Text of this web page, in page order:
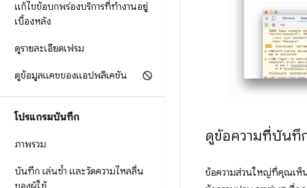
แก้ไขข้อบกพร่องบริการที่ทำงานอยู่
เบื้องหลัง
ดูรายละเอียดเฟรม
ดูข้อมูลแคชของแอปพลิเคชัน
โปรแกรมบันทึก
ภาพรวม
บันทึก เล่นซ้ำ และวัดความไหลลื่น
ดูข้อความที่บันทึ
ข้อความส่วนใหญ่ที่คุณเห็